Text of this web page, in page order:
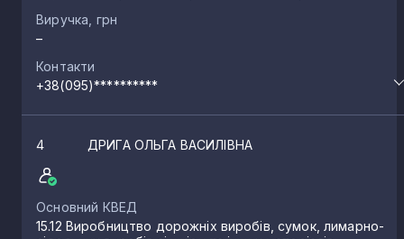
Виручка, грн
–
Контакти
+38(095)**********
4 ДРИГА ОЛЬГА ВАСИЛІВНА
Основний КВЕД
15.12 Виробництво дорожніх виробів, сумок, лимарно-